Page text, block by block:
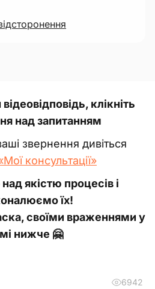
клікніть
над запитанням
звернення дивіться
консультації»
якістю процесів і
їх!
своїми враженнями у
нижче 🤗
6942